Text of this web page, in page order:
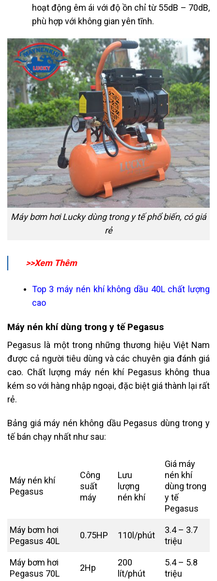
hoạt động êm ái với độ ồn chỉ từ 55dB – 70dB,
phù hợp với không gian yên tĩnh.
Máy bơm hơi Lucky dùng trong y tế phổ biến, có giá
rẻ
>>Xem Thêm
Top 3 máy nén khí không dầu 40L chất lượng
cao
Máy nén khí dùng trong y tế Pegasus
Pegasus là một trong những thương hiệu Việt Nam
được cả người tiêu dùng và các chuyên gia đánh giá
cao. Chất lượng máy nén khí Pegasus không thua
kém so với hàng nhập ngoại, đặc biệt giá thành lại rất
rẻ.
Bảng giá máy nén không dầu Pegasus dùng trong y
tế bán chạy nhất như sau:
Máy nén khí
Pegasus
Công
suất
máy
Lưu
lượng
nén khí
Giá máy
nén khí
dùng trong
y tế
Pegasus
Máy bơm hơi
Pegasus 40L
0.75HP 110l/phút
3.4 – 3.7
triệu
Máy bơm hơi
Pegasus 70L
2Hp
200
lít/phút
5.4 – 5.8
triệu